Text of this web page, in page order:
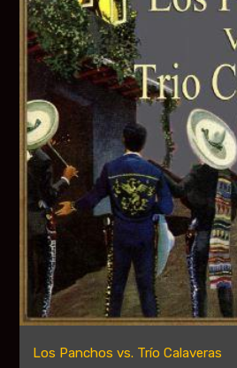
Los Panchos vs. Trío Calaveras